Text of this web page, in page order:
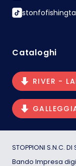
Cataloghi
RIVER -
STOPPIONI S.N.C. DI
Bando Impresa